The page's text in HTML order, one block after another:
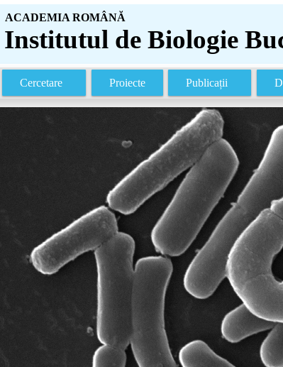
ROMÂNĂ
Institutul de Biologie
Cercetare Proiecte Publicații